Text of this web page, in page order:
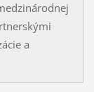
a